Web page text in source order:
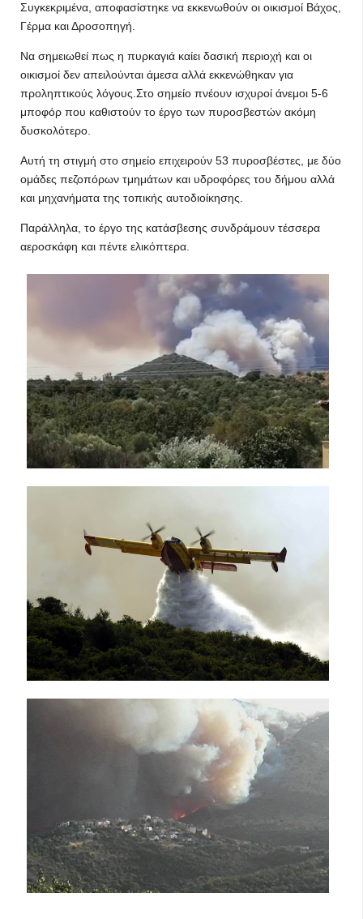
Συγκεκριμένα, αποφασίστηκε να εκκενωθούν οι οικισμοί Βάχος,
Γέρμα και Δροσοπηγή.
Να σημειωθεί πως η πυρκαγιά καίει δασική περιοχή και οι
οικισμοί δεν απειλούνται άμεσα αλλά εκκενώθηκαν για
προληπτικούς λόγους.Στο σημείο πνέουν ισχυροί άνεμοι 5-6
μποφόρ που καθιστούν το έργο των πυροσβεστών ακόμη
δυσκολότερο.
Αυτή τη στιγμή στο σημείο επιχειρούν 53 πυροσβέστες, με δύο
ομάδες πεζοπόρων τμημάτων και υδροφόρες του δήμου αλλά
και μηχανήματα της τοπικής αυτοδιοίκησης.
Παράλληλα, το έργο της κατάσβεσης συνδράμουν τέσσερα
αεροσκάφη και πέντε ελικόπτερα.